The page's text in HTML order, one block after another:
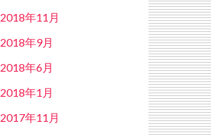
2018年11月
2018年9月
2018年6月
2018年1月
2017年11月